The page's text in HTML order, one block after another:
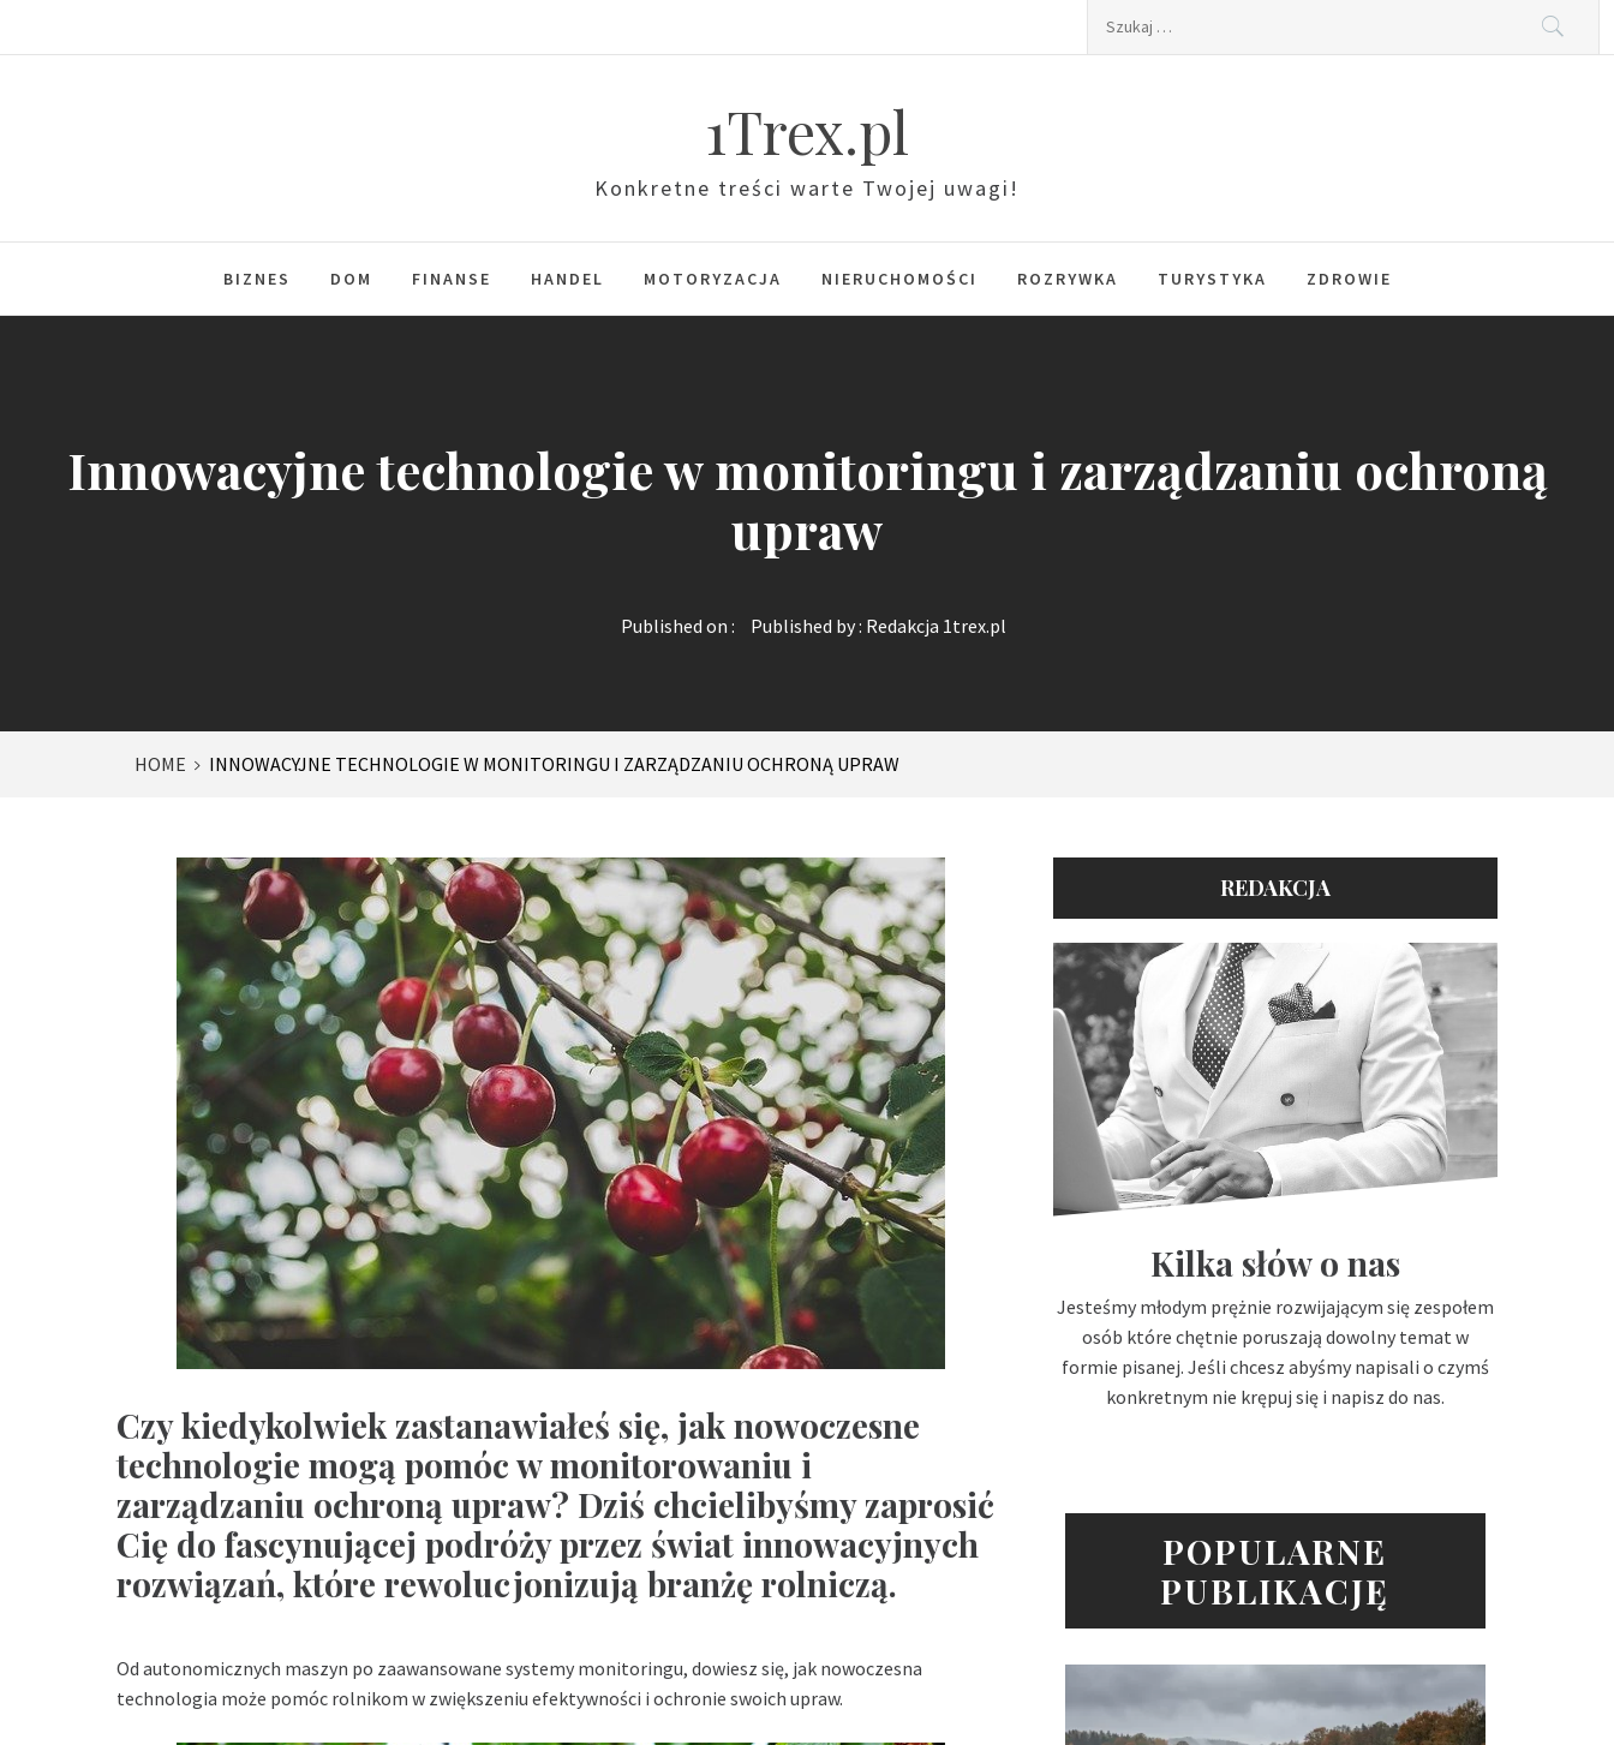
Szukaj:
1Trex.pl
Konkretne treści warte Twojej uwagi!
BIZNES DOM FINANSE HANDEL MOTORYZACJA NIERUCHOMOŚCI ROZRYWKA TURYSTYKA ZDROWIE
Innowacyjne technologie w monitoringu i zarządzaniu ochroną
upraw
Published on : Published by : Redakcja 1trex.pl
HOME INNOWACYJNE TECHNOLOGIE W MONITORINGU I ZARZĄDZANIU OCHRONĄ UPRAW
Czy kiedykolwiek zastanawiałeś się, jak nowoczesne
technologie mogą pomóc w monitorowaniu i
zarządzaniu ochroną upraw? Dziś chcielibyśmy zaprosić
Cię do fascynującej podróży przez świat innowacyjnych
rozwiązań, które rewolucjonizują branżę rolniczą.
Od autonomicznych maszyn po zaawansowane systemy monitoringu, dowiesz się, jak nowoczesna
technologia może pomóc rolnikom w zwiększeniu efektywności i ochronie swoich upraw.
REDAKCJA
Kilka słów o nas
Jesteśmy młodym prężnie rozwijającym się zespołem
osób które chętnie poruszają dowolny temat w
formie pisanej. Jeśli chcesz abyśmy napisali o czymś
konkretnym nie krępuj się i napisz do nas.
POPULARNE
PUBLIKACJĘ